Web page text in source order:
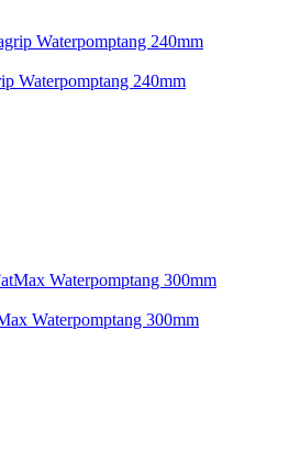
Waterpomptang 240mm
Waterpomptang 300mm